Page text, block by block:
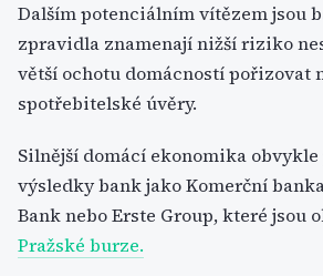
Dalším potenciálním vítězem jsou
zpravidla znamenají nižší riziko
větší ochotu domácností pořizovat
spotřebitelské úvěry.
Silnější domácí ekonomika
výsledky bank jako Komerční
Bank nebo Erste Group, které jsou
Pražské burze.